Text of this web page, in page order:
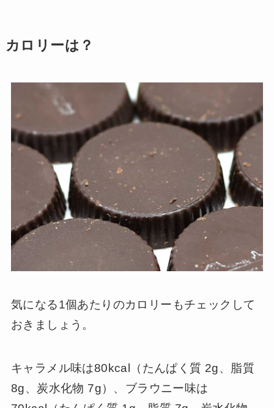
カロリーは？
気になる1個あたりのカロリーもチェックして
おきましょう。
キャラメル味は80kcal（たんぱく質 2g、脂質
8g、炭水化物 7g）、ブラウニー味は